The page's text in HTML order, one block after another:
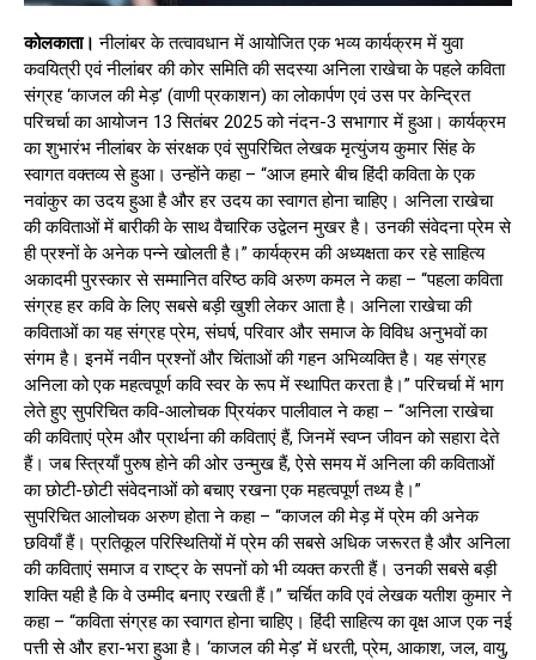
कोलकाता।नीलांबर के तत्वावधान में आयोजित एक भव्य कार्यक्रम में युवा
कवयित्री एवं नीलांबर की कोर समिति की सदस्या अनिला राखेचा के पहले कविता
संग्रह ‘काजल की मेड़’ (वाणी प्रकाशन) का लोकार्पण एवं उस पर केन्द्रित
परिचर्चा का आयोजन 13 सितंबर 2025 को नंदन-3 सभागार में हुआ। कार्यक्रम
का शुभारंभ नीलांबर के संरक्षक एवं सुपरिचित लेखक मृत्युंजय कुमार सिंह के
स्वागत वक्तव्य से हुआ। उन्होंने कहा – “आज हमारे बीच हिंदी कविता के एक
नवांकुर का उदय हुआ है और हर उदय का स्वागत होना चाहिए। अनिला राखेचा
की कविताओं में बारीकी के साथ वैचारिक उद्वेलन मुखर है। उनकी संवेदना प्रेम से
ही प्रश्नों के अनेक पन्ने खोलती है।” कार्यक्रम की अध्यक्षता कर रहे साहित्य
अकादमी पुरस्कार से सम्मानित वरिष्ठ कवि अरुण कमल ने कहा – “पहला कविता
संग्रह हर कवि के लिए सबसे बड़ी खुशी लेकर आता है। अनिला राखेचा की
कविताओं का यह संग्रह प्रेम, संघर्ष, परिवार और समाज के विविध अनुभवों का
संगम है। इनमें नवीन प्रश्नों और चिंताओं की गहन अभिव्यक्ति है। यह संग्रह
अनिला को एक महत्वपूर्ण कवि स्वर के रूप में स्थापित करता है।” परिचर्चा में भाग
लेते हुए सुपरिचित कवि-आलोचक प्रियंकर पालीवाल ने कहा – “अनिला राखेचा
की कविताएं प्रेम और प्रार्थना की कविताएं हैं, जिनमें स्वप्न जीवन को सहारा देते
हैं। जब स्त्रियाँ पुरुष होने की ओर उन्मुख हैं, ऐसे समय में अनिला की कविताओं
का छोटी-छोटी संवेदनाओं को बचाए रखना एक महत्वपूर्ण तथ्य है।”
सुपरिचित आलोचक अरुण होता ने कहा – “काजल की मेड़ में प्रेम की अनेक
छवियाँ हैं। प्रतिकूल परिस्थितियों में प्रेम की सबसे अधिक जरूरत है और अनिला
की कविताएं समाज व राष्ट्र के सपनों को भी व्यक्त करती हैं। उनकी सबसे बड़ी
शक्ति यही है कि वे उम्मीद बनाए रखती हैं।” चर्चित कवि एवं लेखक यतीश कुमार ने
कहा – “कविता संग्रह का स्वागत होना चाहिए। हिंदी साहित्य का वृक्ष आज एक नई
पत्ती से और हरा-भरा हुआ है। ‘काजल की मेड़’ में धरती, प्रेम, आकाश, जल, वायु,